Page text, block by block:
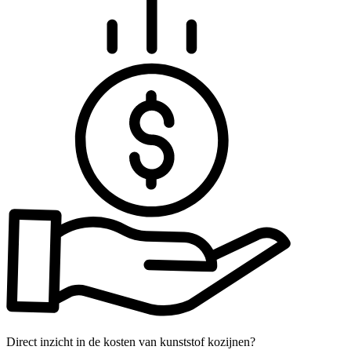
Direct inzicht in de kosten van kunststof kozijnen?